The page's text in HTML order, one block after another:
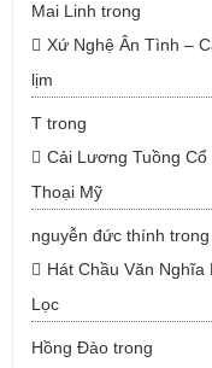
Mai Linh trong
Xứ Nghệ Ân Tình –
lịm
T trong
Cải Lương Tuồng
Thoại Mỹ
nguyễn đức thính trong
Hát Chầu Văn
Lọc
Hồng Đào trong